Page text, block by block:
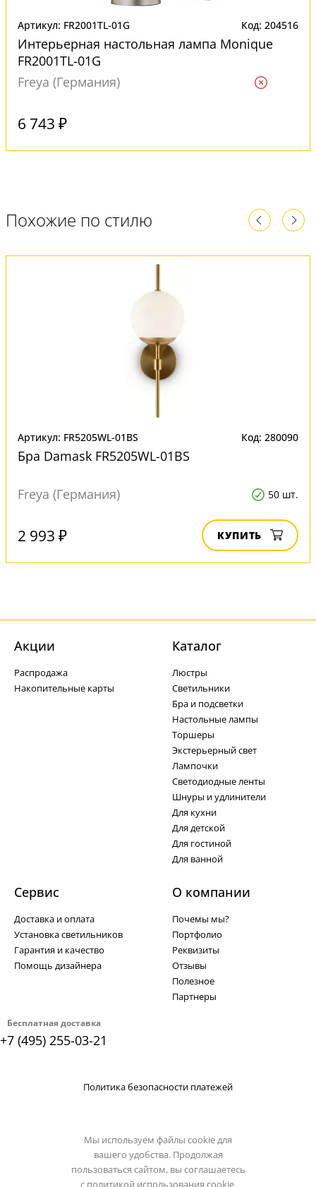
Артикул: FR2001TL-01G Код: 204516
Интерьерная настольная лампа Monique
FR2001TL-01G
Freya (Германия)
6 743 ₽
Похожие по стилю
Артикул: FR5205WL-01BS Код: 280090
Бра Damask FR5205WL-01BS
Freya (Германия) 50 шт.
2 993 ₽ КУПИТЬ
Бесплатная доставка
+7 (495) 255-03-21
Акции
Распродажа
Накопительные карты
Каталог
Люстры
Светильники
Бра и подсветки
Настольные лампы
Торшеры
Экстерьерный свет
Лампочки
Светодиодные ленты
Шнуры и удлинители
Для кухни
Для детской
Для гостиной
Для ванной
Сервис
Доставка и оплата
Установка светильников
Гарантия и качество
Помощь дизайнера
О компании
Почемы мы?
Портфолио
Реквизиты
Отзывы
Полезное
Партнеры
Политика безопасности платежей
Мы используем файлы cookie для
вашего удобства. Продолжая
пользоваться сайтом, вы соглашаетесь
с политикой использования cookie.